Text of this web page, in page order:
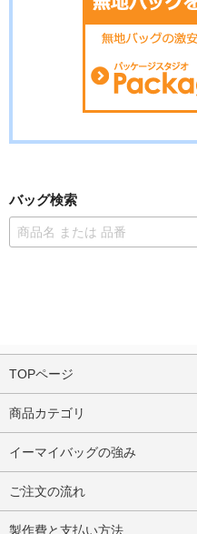
バッグ検索
TOPページ
商品カテゴリ
イーマイバッグの強み
ご注文の流れ
製作費と支払い方法